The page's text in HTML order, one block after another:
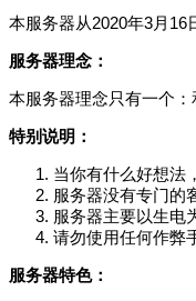
本服务器从2020年3月16
服务器理念：
本服务器理念只有一个
特别说明：
当你有什么好想法
服务器没有专门的
服务器主要以生电
请勿使用任何作弊
服务器特色：